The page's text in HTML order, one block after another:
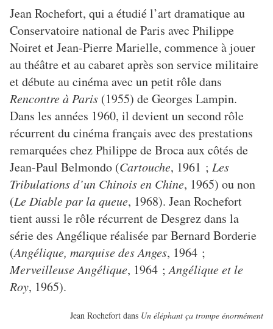
Jean Rochefort, qui a étudié l’art dramatique au
Conservatoire national de Paris avec Philippe
Noiret et Jean-Pierre Marielle, commence à jouer
au théâtre et au cabaret après son service militaire
et débute au cinéma avec un petit rôle dans
Rencontre à Paris (1955) de Georges Lampin.
Dans les années 1960, il devient un second rôle
récurrent du cinéma français avec des prestations
remarquées chez Philippe de Broca aux côtés de
Jean-Paul Belmondo (Cartouche, 1961 ; Les
Tribulations d’un Chinois en Chine, 1965) ou non
(Le Diable par la queue, 1968). Jean Rochefort
tient aussi le rôle récurrent de Desgrez dans la
série des Angélique réalisée par Bernard Borderie
(Angélique, marquise des Anges, 1964 ;
Merveilleuse Angélique, 1964 ;Angélique et le
Roy, 1965).
Jean Rochefort dans Un éléphant ça trompe énormément